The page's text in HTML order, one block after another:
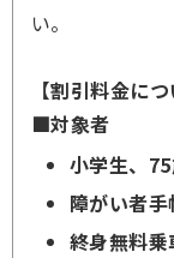
い。
【割引料金につ
■対象者
小学生、
障がい者
終身無料